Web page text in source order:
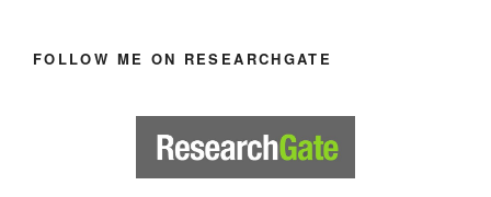
FOLLOW ME ON RESEARCHGATE